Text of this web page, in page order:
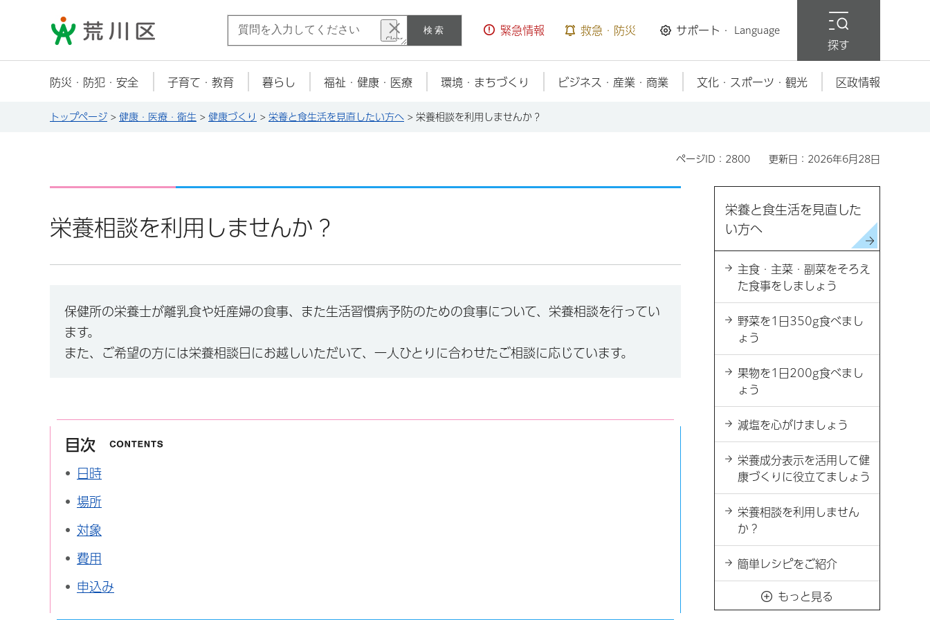
荒川区 検索 緊急情報 救急・防災 サポート・ Language
探す
防災・防犯・安全 子育て・教育 暮らし 福祉・健康・医療 環境・まちづくり ビジネス・産業・商業 文化・スポーツ・観光 区政情報
トップページ > 健康・医療・衛生 > 健康づくり > 栄養と食生活を見直したい方へ > 栄養相談を利用しませんか？
ページID：2800 更新日：2026年6月28日
栄養相談を利用しませんか？
保健所の栄養士が離乳食や妊産婦の食事、また生活習慣病予防のための食事について、栄養相談を行ってい
ます。
また、ご希望の方には栄養相談日にお越しいただいて、一人ひとりに合わせたご相談に応じています。
目次
日時
場所
対象
費用
申込み
栄養と食生活を見直した
い方へ
主食・主菜・副菜をそろえ
た食事をしましょう
野菜を1日350g食べまし
ょう
果物を1日200g食べまし
ょう
減塩を心がけましょう
栄養成分表示を活用して健
康づくりに役立てましょう
栄養相談を利用しません
か？
簡単レシピをご紹介
もっと見る